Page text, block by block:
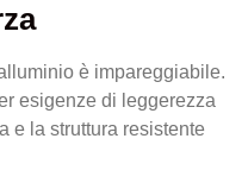
è impareggiabile.
esigenze di leggerezza
e la struttura resistente